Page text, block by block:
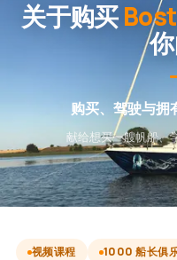
关于购买
购买、驾驶与拥
献给想买一艘帆船、
视频课程 1000 船长俱